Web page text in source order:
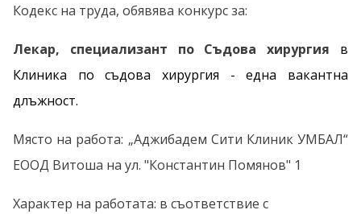
Кодекс на труда, обявява конкурс за:
Лекар, специализант по Съдова хирургия
в
Клиника по съдова хирургия - една вакантна
длъжност.
Място на работа: „Аджибадем Сити Клиник УМБАЛ“
ЕООД Витоша на ул. "Константин Помянов" 1
Характер на работата: в съответствие с